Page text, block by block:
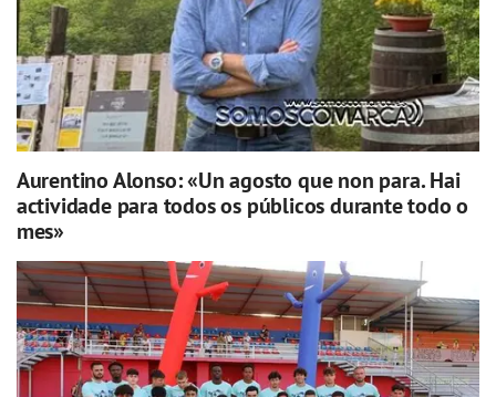
Aurentino Alonso: «Un agosto que non para. Hai
actividade para todos os públicos durante todo o
mes»